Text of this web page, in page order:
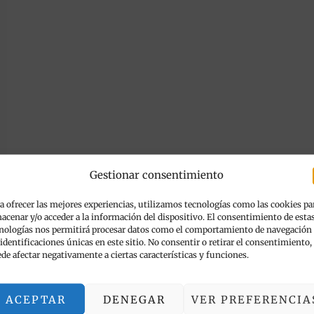
Gestionar consentimiento
ofrecer las mejores experiencias, utilizamos tecnologías como las cookies
y/o acceder a la información del dispositivo. El consentimiento de
nos permitirá procesar datos como el comportamiento de navegación
únicas en este sitio. No consentir o retirar el consentimiento,
afectar negativamente a ciertas características y funciones.
ACEPTAR DENEGAR VER